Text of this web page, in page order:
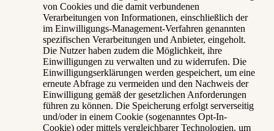
von Cookies und die damit verbundenen
Verarbeitungen von Informationen, einschließlich der
im Einwilligungs-Management-Verfahren genannten
spezifischen Verarbeitungen und Anbieter, eingeholt.
Die Nutzer haben zudem die Möglichkeit, ihre
Einwilligungen zu verwalten und zu widerrufen. Die
Einwilligungserklärungen werden gespeichert, um eine
erneute Abfrage zu vermeiden und den Nachweis der
Einwilligung gemäß der gesetzlichen Anforderungen
führen zu können. Die Speicherung erfolgt serverseitig
und/oder in einem Cookie (sogenanntes Opt-In-
Cookie) oder mittels vergleichbarer Technologien, um